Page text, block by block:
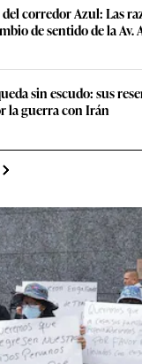
corredor Azul: Las
de sentido de la Av.
sin escudo: sus
la guerra con Irán